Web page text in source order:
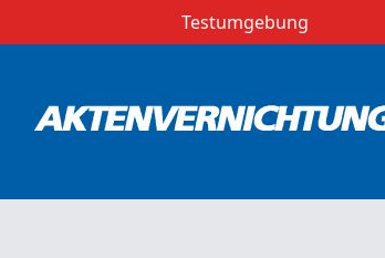
Testumgebung